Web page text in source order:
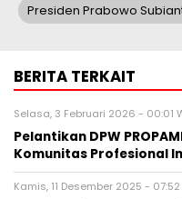
Presiden Prabowo
BERITA TERKAIT
Selasa, 3 Februari 2026 - 00:01
Pelantikan DPW
Komunitas Profesional
Kamis, 11 Desember 2025 - 07:52